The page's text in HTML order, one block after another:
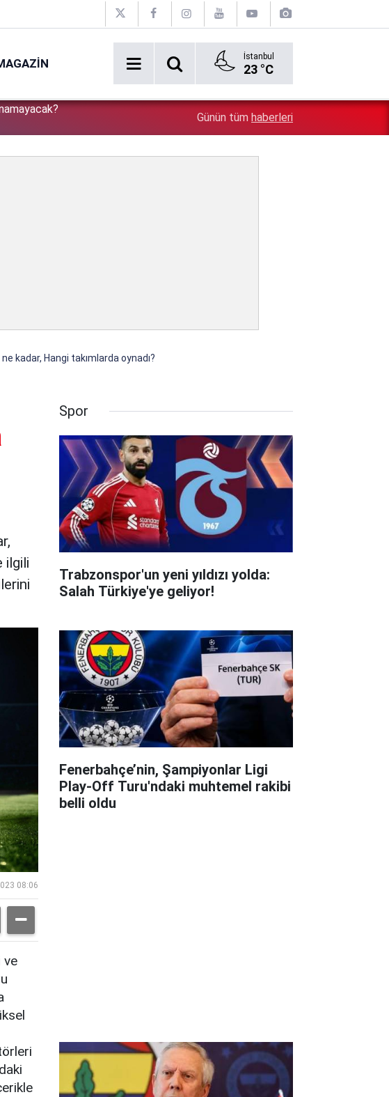
İstanbul
23 °C
Özgür Özel'e şok! Yüzde 50 ile kazandıkları il, CHP'de
Günün tüm haberleri
kadar, Hangi takımlarda oynadı?
ilgili
08:06
ve
Spor
Trabzonspor'un yeni yıldızı yolda:
Salah Türkiye'ye geliyor!
Fenerbahçe’nin, Şampiyonlar Ligi
Play-Off Turu'ndaki muhtemel rakibi
belli oldu